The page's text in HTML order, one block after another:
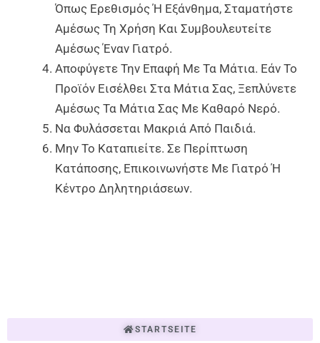
Όπως Ερεθισμός Ή Εξάνθημα, Σταματήστε
Αμέσως Τη Χρήση Και Συμβουλευτείτε
Αμέσως Έναν Γιατρό.
Αποφύγετε Την Επαφή Με Τα Μάτια. Εάν Το
Προϊόν Εισέλθει Στα Μάτια Σας, Ξεπλύνετε
Αμέσως Τα Μάτια Σας Με Καθαρό Νερό.
Να Φυλάσσεται Μακριά Από Παιδιά.
Μην Το Καταπιείτε. Σε Περίπτωση
Κατάποσης, Επικοινωνήστε Με Γιατρό Ή
Κέντρο Δηλητηριάσεων.
STARTSEITE